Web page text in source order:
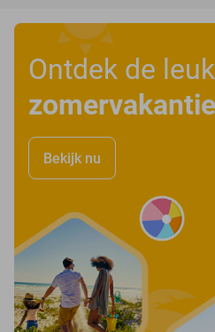
Ontdek de
Bekijk nu